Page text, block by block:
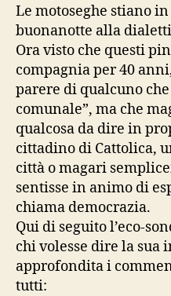
Le motoseghe stiano
buonanotte alla
Ora visto che questi
compagnia per 40
parere di qualcuno
comunale”, ma che
qualcosa da dire in
cittadino di Cattolica,
città o magari
sentisse in animo di
chiama democrazia.
Qui di seguito l’eco-
chi volesse dire la sua
approfondita i
tutti: